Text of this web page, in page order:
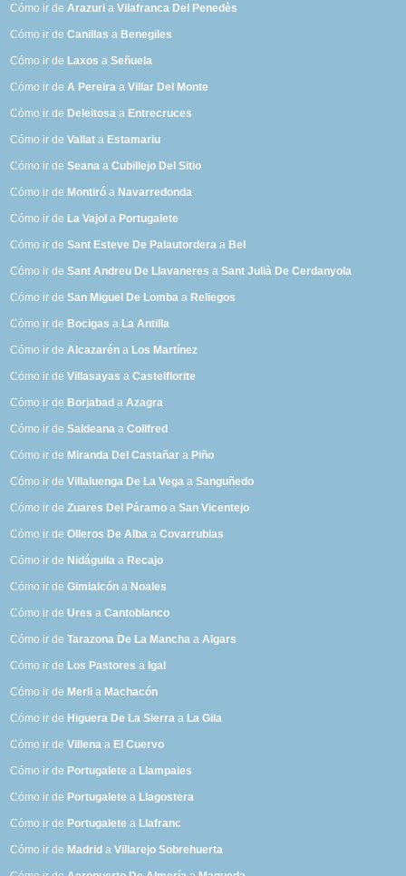
Cómo ir deArazuri aVilafranca Del Penedès
Cómo ir deCanillas a Benegiles
Cómo ir de Laxos aSeñuela
Cómo ir deA Pereira aVillar Del Monte
Cómo ir de Deleitosa a Entrecruces
Cómo ir deVallat a Estamariu
Cómo ir deSeana aCubillejo Del Sitio
Cómo ir de Montiró a Navarredonda
Cómo ir de La Vajol a Portugalete
Cómo ir deSant Esteve De Palautordera a Bel
Cómo ir deSant Andreu De Llavaneres aSant Julià De Cerdanyola
Cómo ir deSan Miguel De Lomba a Reliegos
Cómo ir de Bocigas a La Antilla
Cómo ir deAlcazarén a Los Martínez
Cómo ir deVillasayas aCastelflorite
Cómo ir de Borjabad aAzagra
Cómo ir deSaldeana aCollfred
Cómo ir de Miranda Del Castañar a Piño
Cómo ir deVillaluenga De La Vega aSanguñedo
Cómo ir deZuares Del Páramo aSan Vicentejo
Cómo ir deOlleros De Alba aCovarrubias
Cómo ir de Nidáguila a Recajo
Cómo ir deGimialcón a Noales
Cómo ir deUres aCantoblanco
Cómo ir deTarazona De La Mancha aAlgars
Cómo ir de Los Pastores a Igal
Cómo ir de Merli a Machacón
Cómo ir de Higuera De La Sierra a La Gila
Cómo ir deVillena a El Cuervo
Cómo ir de Portugalete a Llampaies
Cómo ir de Portugalete a Llagostera
Cómo ir de Portugalete a Llafranc
Cómo ir de Madrid aVillarejo Sobrehuerta